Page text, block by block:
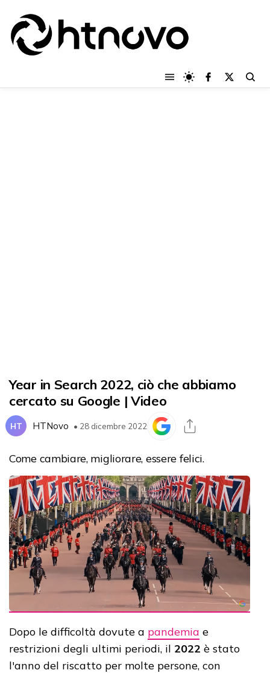
Year in Search 2022, ciò che abbiamo
cercato su Google | Video
HT HTNovo • 28 dicembre 2022
Come cambiare, migliorare, essere felici.
Dopo le difficoltà dovute a pandemia e
restrizioni degli ultimi periodi, il 2022 è stato
l'anno del riscatto per molte persone, con